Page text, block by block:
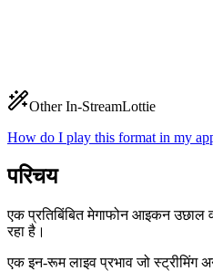
Other In-StreamLottie
How do I play this format in my
परिचय
एक प्रतिबिंबित मेगाफोन आइकन उछाल
रहा है।
एक इन-रूम लाइव प्रभाव जो स्ट्रीमिंग